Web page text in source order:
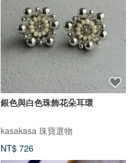
銀色與白色珠飾花朵耳環
kasakasa 珠寶選物
NT$ 726